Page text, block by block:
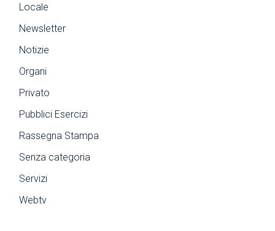
Locale
Newsletter
Notizie
Organi
Privato
Pubblici Esercizi
Rassegna Stampa
Senza categoria
Servizi
Webtv